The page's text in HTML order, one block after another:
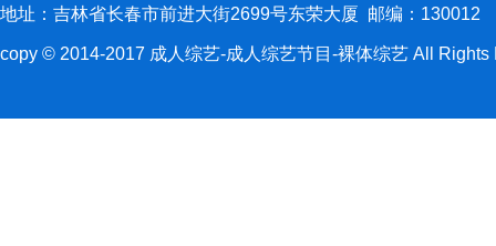
地址：吉林省长春市前进大街2699号东荣大厦 邮编：130012
copy © 2014-2017 成人综艺-成人综艺节目-裸体综艺 All Rights